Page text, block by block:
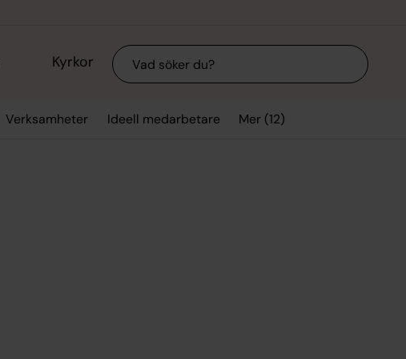
Kyrkor Sök
Verksamheter Ideell medarbetare Mer (12)